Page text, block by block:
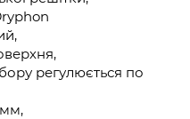
регулюється по